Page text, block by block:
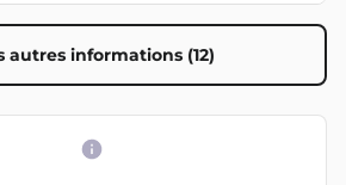
autres informations (12)